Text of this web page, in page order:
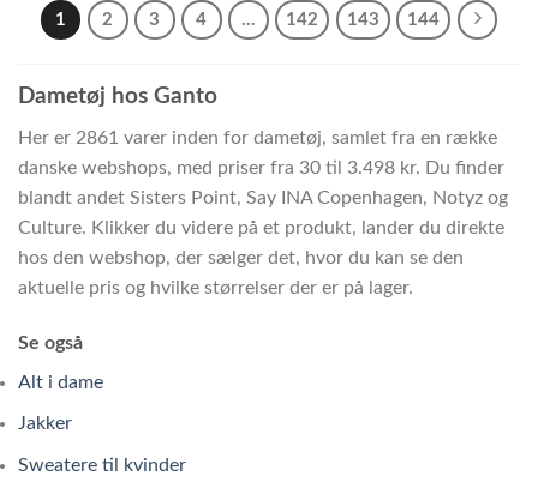
1 2 3 4 … 142 143 144
Dametøj hos Ganto
Her er 2861 varer inden for dametøj, samlet fra en række
danske webshops, med priser fra 30 til 3.498 kr. Du finder
blandt andet Sisters Point, Say INA Copenhagen, Notyz og
Culture. Klikker du videre på et produkt, lander du direkte
hos den webshop, der sælger det, hvor du kan se den
aktuelle pris og hvilke størrelser der er på lager.
Se også
Alt i dame
Jakker
Sweatere til kvinder